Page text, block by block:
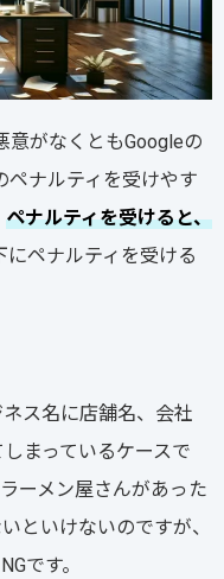
意がなくともGoogleの
ペナルティを受けやす
ペナルティを受けると、
にペナルティを受ける
ス名に店舗名、会社
まっているケースで
ーメン屋さんがあった
といけないのですが、
です。